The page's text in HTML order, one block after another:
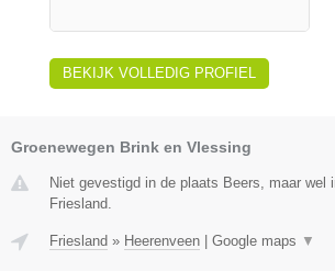
BEKIJK VOLLEDIG PROFIEL
Groenewegen Brink en Vlessing
Niet gevestigd in de plaats Beers, maar wel
Friesland.
Friesland » Heerenveen | Google maps ▼